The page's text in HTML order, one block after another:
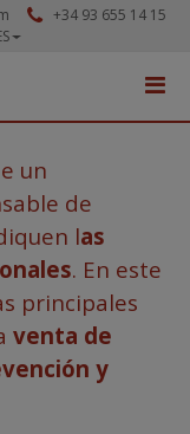
+34 93 655 14 15
un
de
las
. En este
principales
venta de
y